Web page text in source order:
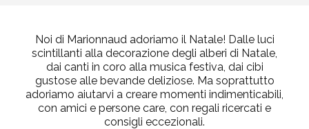
Noi di Marionnaud adoriamo il Natale! Dalle luci
scintillanti alla decorazione degli alberi di Natale,
dai canti in coro alla musica festiva, dai cibi
gustose alle bevande deliziose. Ma soprattutto
adoriamo aiutarvi a creare momenti indimenticabili,
con amici e persone care, con regali ricercati e
consigli eccezionali.